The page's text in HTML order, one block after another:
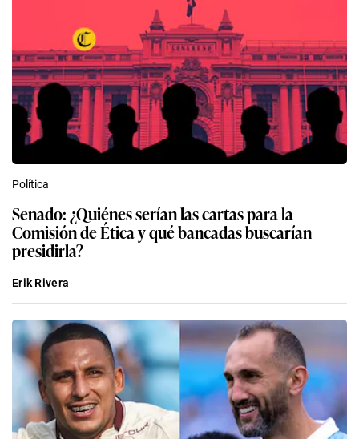
Política
Senado: ¿Quiénes serían las cartas para la
Comisión de Ética y qué bancadas buscarían
presidirla?
Erik Rivera